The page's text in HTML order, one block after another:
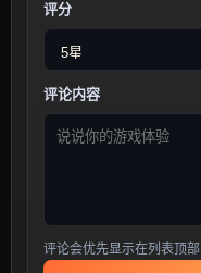
评分
评论内容
评论会优先显示在列表顶部